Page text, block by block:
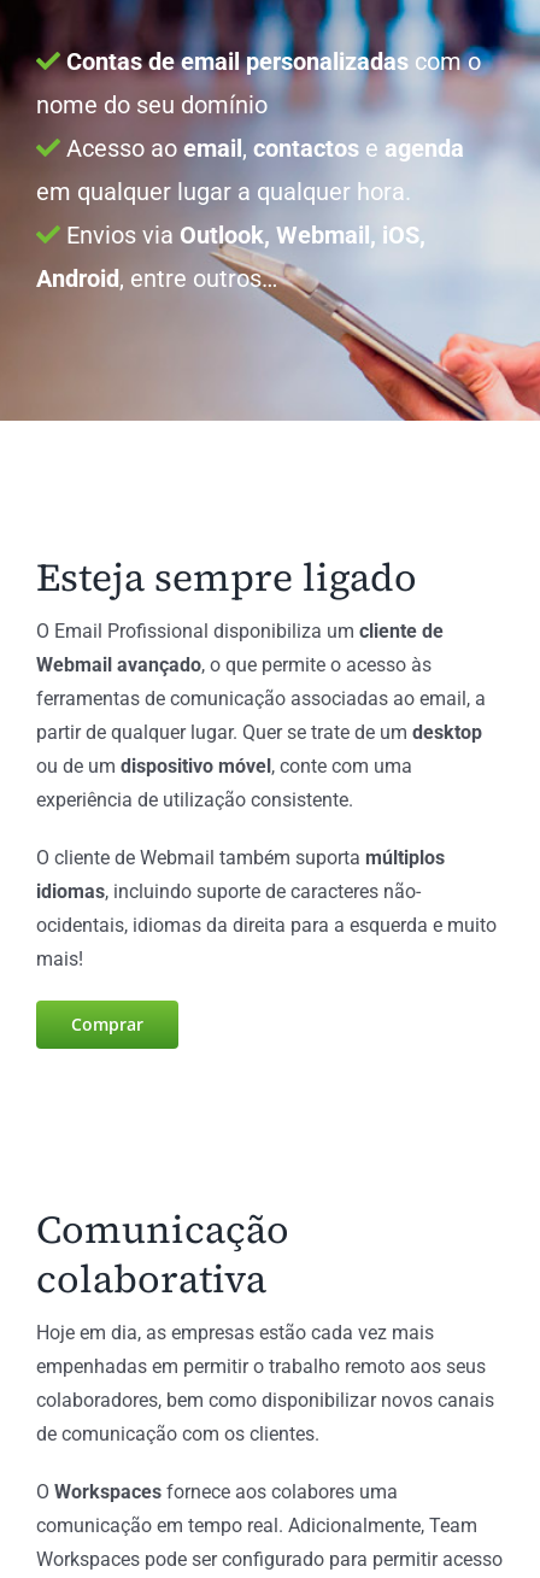
Contas de email personalizadascom o
nome do seu domínio
Acesso ao email, contactose agenda
em qualquer lugar a qualquer hora.
Envios via Outlook, Webmail, iOS,
Android, entre outros…
Esteja sempre ligado
O Email Profissional disponibiliza um cliente de
Webmail avançado, o que permite o acesso às
ferramentas de comunicação associadas ao email, a
partir de qualquer lugar. Quer se trate de um desktop
ou de um dispositivo móvel, conte com uma
experiência de utilização consistente.
O cliente de Webmail também suporta múltiplos
idiomas, incluindo suporte de caracteres não-
ocidentais, idiomas da direita para a esquerda e muito
mais!
Comprar
Comunicação
colaborativa
Hoje em dia, as empresas estão cada vez mais
empenhadas em permitir o trabalho remoto aos seus
colaboradores, bem como disponibilizar novos canais
de comunicação com os clientes.
O Workspaces fornece aos colabores uma
comunicação em tempo real. Adicionalmente, Team
Workspaces pode ser configurado para permitir acesso